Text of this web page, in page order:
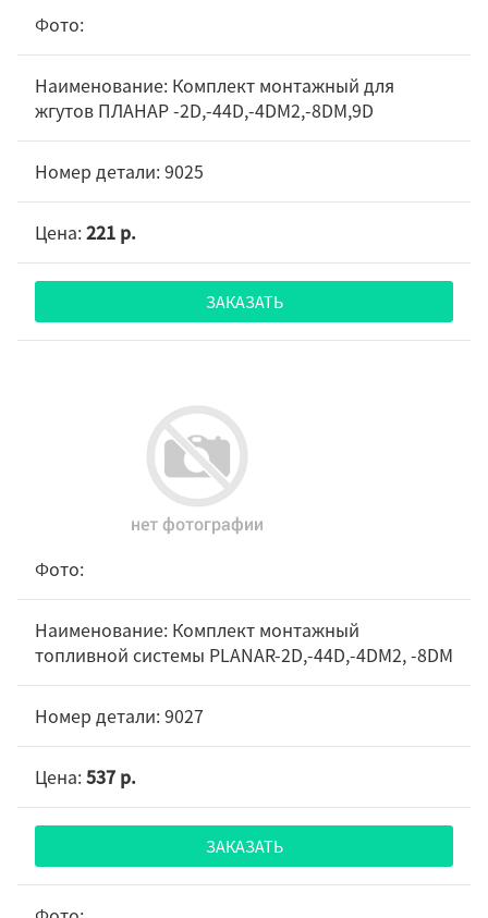
Комплект монтажный для
жгутов ПЛАНАР -2D,-44D,-4DM2,-8DM,9D
9025
221 р.
ЗАКАЗАТЬ
Комплект монтажный
топливной системы PLANAR-2D,-44D,-4DM2, -8DM
9027
537 р.
ЗАКАЗАТЬ